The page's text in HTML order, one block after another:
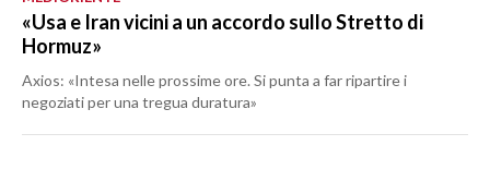
«Usa e Iran vicini a un accordo sullo Stretto di
Hormuz»
Axios: «Intesa nelle prossime ore. Si punta a far ripartire i
negoziati per una tregua duratura»